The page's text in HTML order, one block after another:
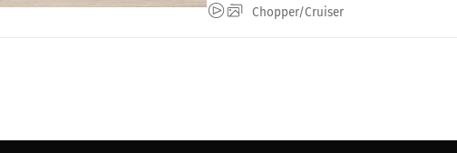
Chopper/Cruiser